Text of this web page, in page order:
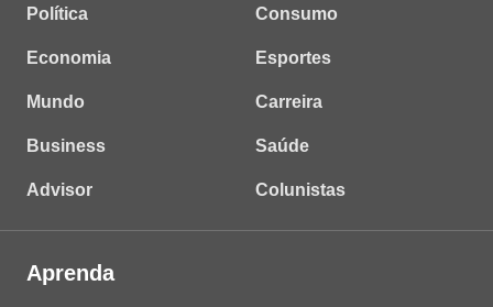
Política
Economia
Mundo
Business
Advisor
Consumo
Esportes
Carreira
Saúde
Colunistas
Aprenda